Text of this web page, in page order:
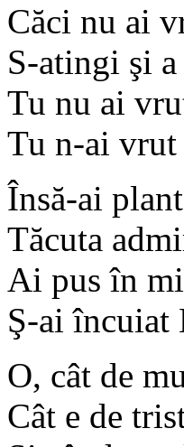
Căci nu ai
S-atingi şi a
Tu nu ai
Tu n-ai vrut
Însă-ai
Tăcuta
Ai pus în
Ş-ai încuiat
O, cât de
Cât e de